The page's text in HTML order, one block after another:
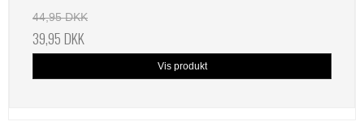
44,95 DKK
39,95 DKK
Vis produkt